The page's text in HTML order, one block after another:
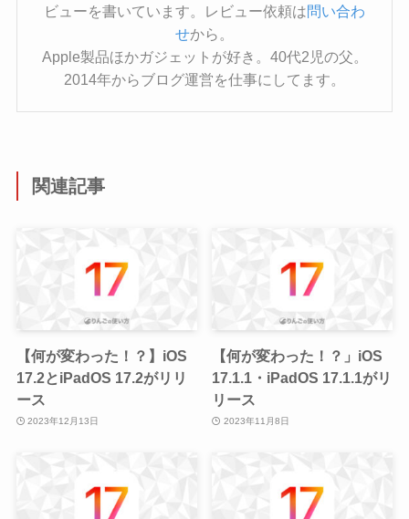
ビューを書いています。レビュー依頼は問い合わ
せから。
Apple製品ほかガジェットが好き。40代2児の父。
2014年からブログ運営を仕事にしてます。
関連記事
【何が変わった！？】iOS
17.2とiPadOS 17.2がリリ
ース
2023年12月13日
【何が変わった！？」iOS
17.1.1・iPadOS 17.1.1がリ
リース
2023年11月8日